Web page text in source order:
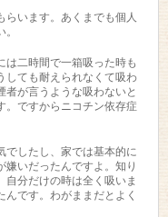
らいます。あくまでも個人
は二時間で一箱吸った時も
しても耐えられなくて吸わ
者が言うような吸わないと
。ですからニコチン依存症
でしたし、家では基本的に
いだったんですよ。知り
分だけの時は全く吸いま
です。わがままだとよく